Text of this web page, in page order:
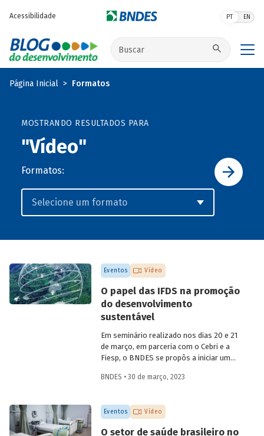
Acessibilidade PT EN
Buscar no site
Página Inicial Formatos
MOSTRANDO RESULTADOS PARA
"Vídeo"
Formatos:
Eventos Vídeo
O papel das IFDS na promoção
do desenvolvimento
sustentável
Em seminário realizado nos dias 20 e 21
de março, em parceria com o Cebri e a
Fiesp, o BNDES se propôs a iniciar um
principais questões do desenvolvimento
internacionais e representantes de
governo e da área acadêmica no Brasil.
Um dos temas abordados foi como o
BNDES • 30 de março, 2023
Eventos Vídeo
O setor de saúde brasileiro no